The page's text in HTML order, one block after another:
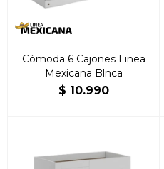
Cómoda 6 Cajones Linea
Mexicana Blnca
$ 10.990